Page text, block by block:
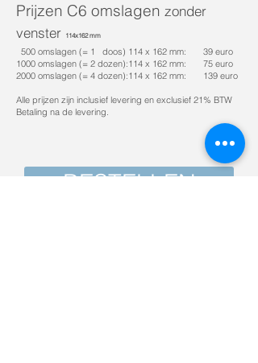
Prijzen C6 omslagen zonder
venster 114x162 mm
500 omslagen (= 1 doos) 114 x 162 mm: 39 euro
1000 omslagen (= 2 dozen):114 x 162 mm: 75 euro
2000 omslagen (= 4 dozen):114 x 162 mm: 139 euro
Alle prijzen zijn inclusief levering en exclusief 21% BTW
Betaling na de levering.
BESTELLEN